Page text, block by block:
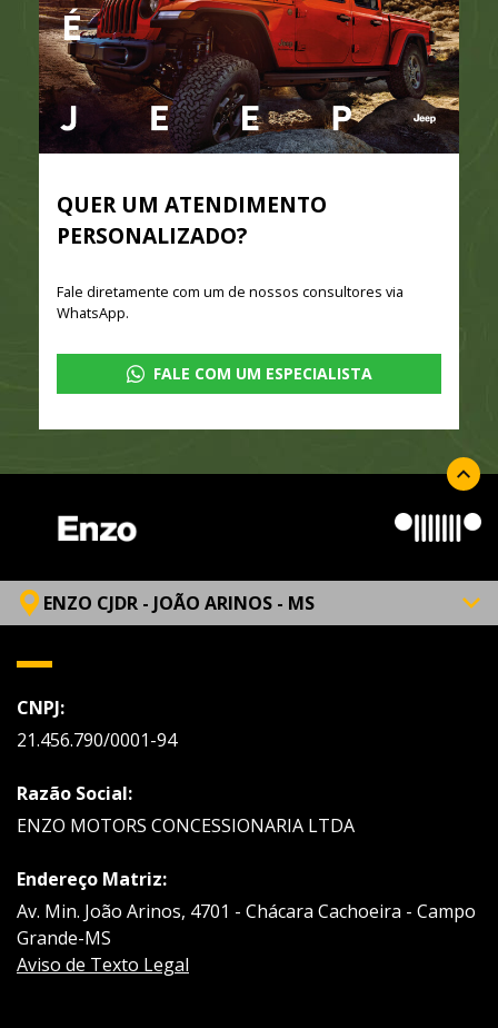
QUER UM ATENDIMENTO
PERSONALIZADO?
Fale diretamente com um de nossos consultores via
WhatsApp.
FALE COM UM ESPECIALISTA
ENZO CJDR - JOÃO ARINOS - MS
CNPJ:
21.456.790/0001-94
Razão Social:
ENZO MOTORS CONCESSIONARIA LTDA
Endereço Matriz:
Av. Min. João Arinos, 4701 - Chácara Cachoeira - Campo
Grande-MS
Aviso de Texto Legal